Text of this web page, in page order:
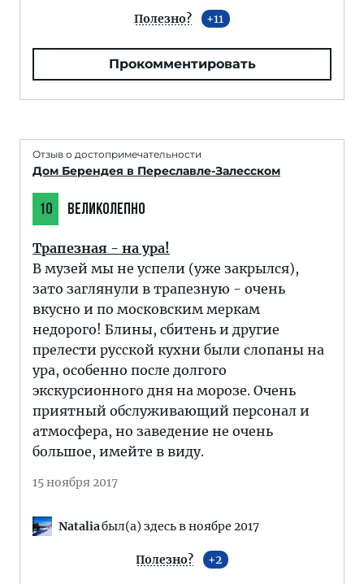
Полезно? 11
Прокомментировать
Отзыв о достопримечательности
Дом Берендея в Переславле-Залесском
10 ВЕЛИКОЛЕПНО
Трапезная - на ура!
В музей мы не успели (уже закрылся),
зато заглянули в трапезную - очень
вкусно и по московским меркам
недорого! Блины, сбитень и другие
прелести русской кухни были слопаны на
ура, особенно после долгого
экскурсионного дня на морозе. Очень
приятный обслуживающий персонал и
атмосфера, но заведение не очень
большое, имейте в виду.
15 ноября 2017
Nataliaбыл(а) здесь в ноябре 2017
Полезно? 2